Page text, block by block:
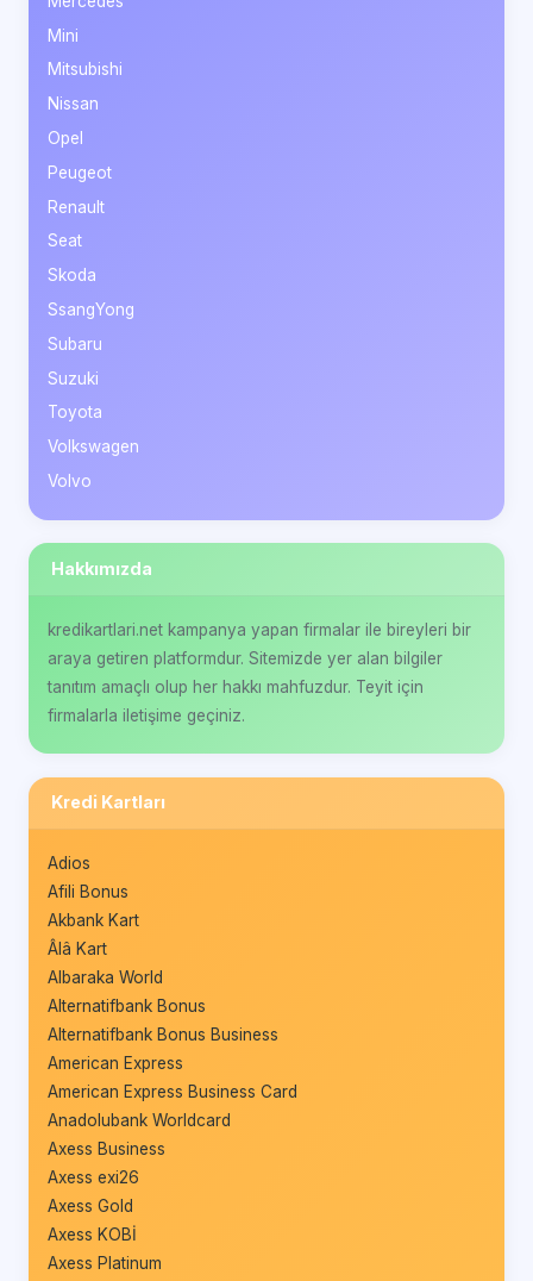
Mini
Mitsubishi
Nissan
Opel
Peugeot
Renault
Seat
Skoda
SsangYong
Subaru
Suzuki
Toyota
Volkswagen
Volvo
Hakkımızda
kredikartlari.net kampanya yapan firmalar ile bireyleri bir
araya getiren platformdur. Sitemizde yer alan bilgiler
tanıtım amaçlı olup her hakkı mahfuzdur. Teyit için
firmalarla iletişime geçiniz.
Kredi Kartları
Adios
Afili Bonus
Akbank Kart
Âlâ Kart
Albaraka World
Alternatifbank Bonus
Alternatifbank Bonus Business
American Express
American Express Business Card
Anadolubank Worldcard
Axess Business
Axess exi26
Axess Gold
Axess KOBİ
Axess Platinum